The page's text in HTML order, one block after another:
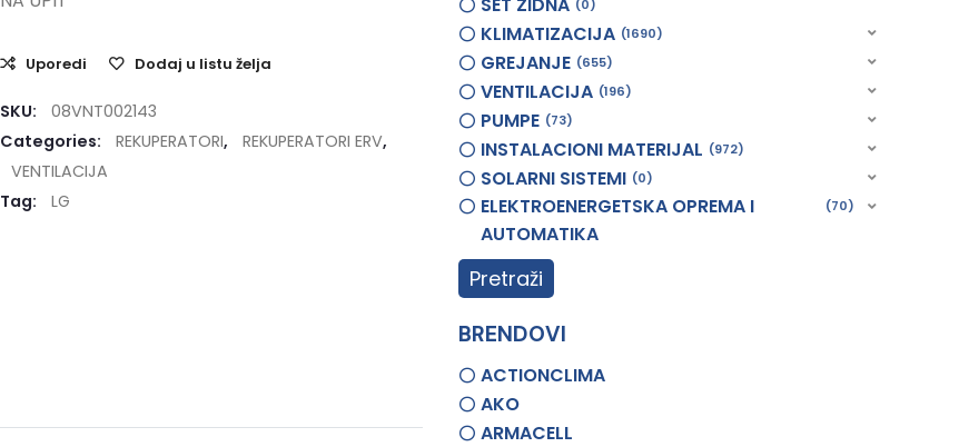
Uporedi Dodaj u listu želja
SKU:
08VNT002143
Categories:
REKUPERATORI, REKUPERATORI ERV,
VENTILACIJA
Tag:
LG
0
KLIMATIZACIJA 1690
GREJANJE 655
VENTILACIJA 196
PUMPE 73
INSTALACIONI MATERIJAL 972
SOLARNI SISTEMI 0
ELEKTROENERGETSKA OPREMA I
AUTOMATIKA
70
Pretraži
BRENDOVI
ACTIONCLIMA
AKO
ARMACELL